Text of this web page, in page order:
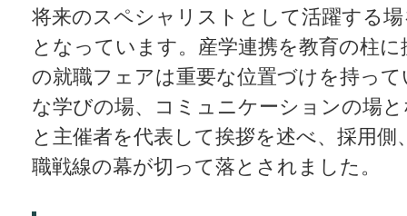
将来のスペシャリストとして活躍する
となっています。産学連携を教育の柱
の就職フェアは重要な位置づけを持っ
な学びの場、コミュニケーションの場
と主催者を代表して挨拶を述べ、採用
職戦線の幕が切って落とされました。